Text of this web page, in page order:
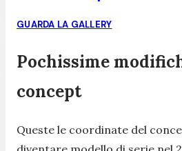
GUARDA LA GALLERY
Pochissime
concept
Queste le coordinate del